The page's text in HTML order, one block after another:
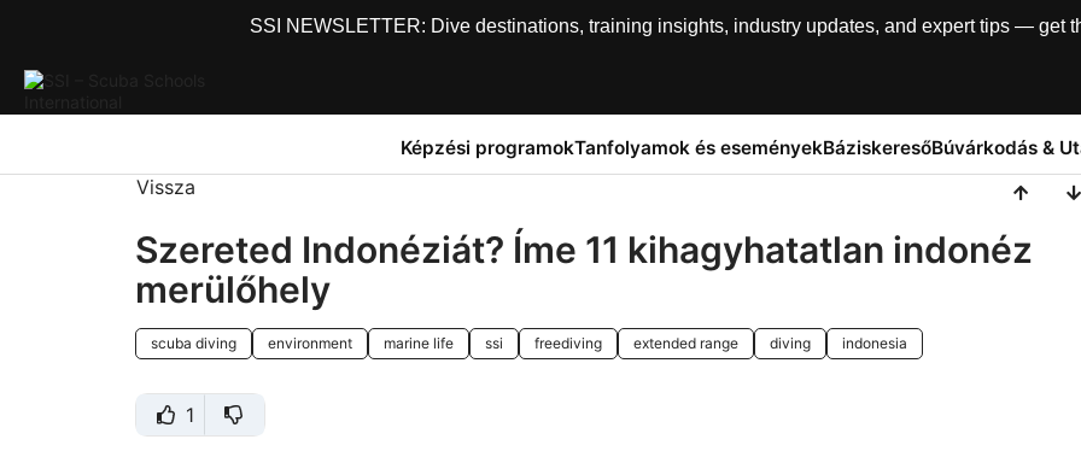
SSI NEWSLETTER: Dive destinations, training insights, industry updates, and expert tips — get
Képzési programokTanfolyamok és eseményekBáziskeresőBúvárkodás &
Vissza
Szereted Indonéziát? Íme 11 kihagyhatatlan indonéz
merülőhely
scuba diving environment marine life ssi freediving extended range diving indonesia
1